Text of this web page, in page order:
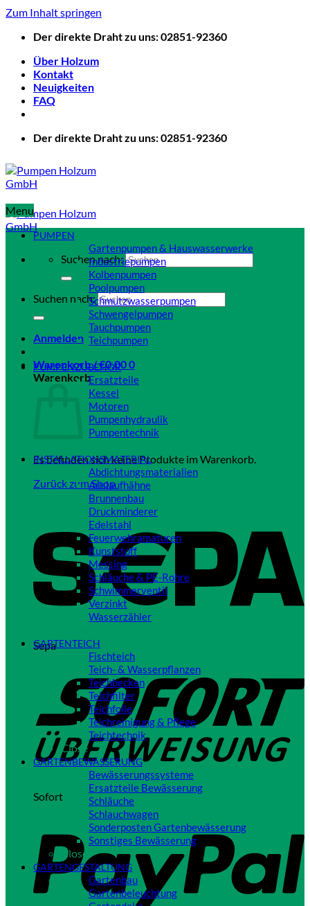
Zum Inhalt springen
Der direkte Draht zu uns: 02851-92360
Über Holzum
Kontakt
Neuigkeiten
FAQ
Der direkte Draht zu uns: 02851-92360
Suchen nach:
Suchen nach:
Anmelden
Warenkorb /€0,000
Warenkorb
Es befinden sich keine Produkte im Warenkorb.
Zurück zum Shop
Sepa
Sofort
Menu
PUMPEN
Gartenpumpen & Hauswasserwerke
Industriepumpen
Kolbenpumpen
Poolpumpen
Schmutzwasserpumpen
Schwengelpumpen
Tauchpumpen
Teichpumpen
PUMPENZUBEHÖR
Ersatzteile
Kessel
Motoren
Pumpenhydraulik
Pumpentechnik
INSTALLATIONSMATERIAL
Abdichtungsmaterialien
Auslaufhähne
Brunnenbau
Druckminderer
Edelstahl
Feuerwehramaturen
Kunststoff
Messing
Schläuche & PE-Rohre
Schwimmerventil
Verzinkt
Wasserzähler
GARTENTEICH
Fischteich
Teich- & Wasserpflanzen
Teichbecken
Teichfilter
Teichfolie
Teichreinigung & Pflege
Teichtechnik
Close
GARTENBEWÄSSERUNG
Bewässerungssysteme
Ersatzteile Bewässerung
Schläuche
Schlauchwagen
Sonderposten Gartenbewässerung
Sonstiges Bewässerung
Close
GARTENGESTALTUNG
Gartenbau
Gartenbeleuchtung